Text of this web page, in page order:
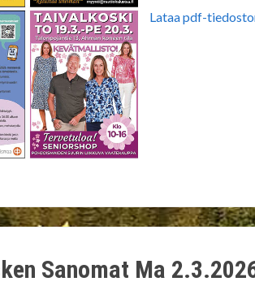
Lataa pdf-
Sanomat Ma